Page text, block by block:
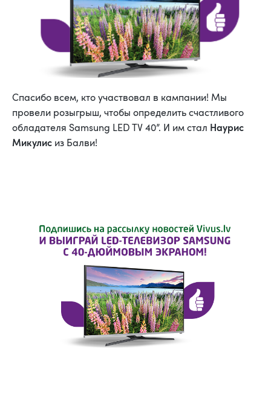
Спасибо всем, кто участвовал в кампании! Мы
провели розыгрыш, чтобы определить счастливого
обладателя Samsung LED TV 40”. И им стал Наурис
Микулис из Балви!